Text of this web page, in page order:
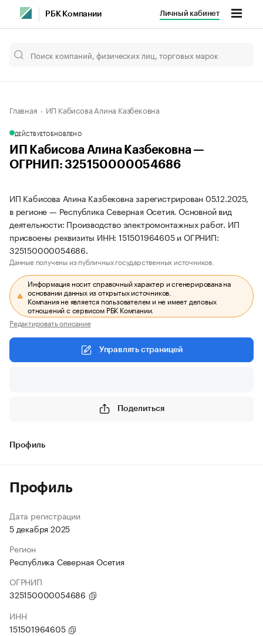
РБК Компании Личный кабинет
Главная ИП Кабисова Алина Казбековна
ДЕЙСТВУЕТОБНОВЛЕНО
ИП Кабисова Алина Казбековна —
ОГРНИП: 325150000054686
ИП Кабисова Алина Казбековна зарегистрирован 05.12.2025,
в регионе — Республика Северная Осетия. Основной вид
деятельности: Производство электромонтажных работ. ИП
присвоены реквизиты ИНН: 151501964605 и ОГРНИП:
325150000054686.
Данные получены из публичных государственных источников.
Информация носит справочный характер и сгенерирована на
основании данных из открытых источников.
Компания не является пользователем и не имеет деловых
отношений с сервисом РБК Компании.
Редактировать описание
Управлять страницей
Поделиться
Профиль
Профиль
Дата регистрации
5 декабря 2025
Регион
Республика Северная Осетия
ОГРНИП
325150000054686
ИНН
151501964605